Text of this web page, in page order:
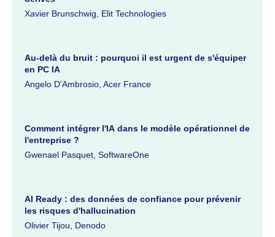
Xavier Brunschwig, Elit Technologies
Au-delà du bruit : pourquoi il est urgent de s'équiper
en PC IA
Angelo D'Ambrosio, Acer France
Comment intégrer l'IA dans le modèle opérationnel de
l'entreprise ?
Gwenael Pasquet, SoftwareOne
AI Ready : des données de confiance pour prévenir
les risques d'hallucination
Olivier Tijou, Denodo